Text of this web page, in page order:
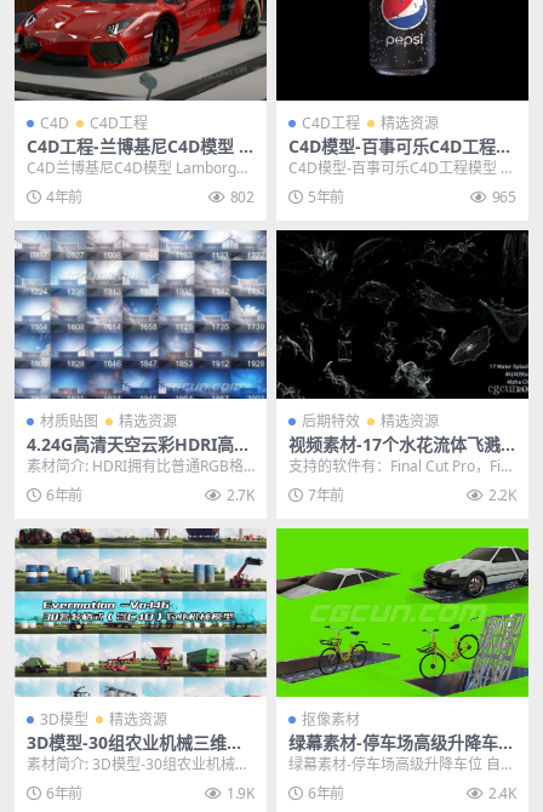
C4D C4D工程
C4D工程-兰博基尼C4D模型 L
amborghini Aventador LP7
00
C4D兰博基尼C4D模型 Lamborghi
ni Aventador LP700...
4年前 802
C4D工程 精选资源
C4D模型-百事可乐C4D工程模
型 含环境贴图
C4D模型-百事可乐C4D工程模型 含
环境贴图 其他推荐: C4D模型-17只
幼...5年前 965
材质贴图 精选资源
4.24G高清天空云彩HDRI高动
态全景贴图环境光照素材
素材简介: HDRI拥有比普通RGB格
式图像（仅8bit的亮度范围）更大
的亮度范...
6年前 2.7K
后期特效 精选资源
视频素材-17个水花流体飞溅
水滴瀑布喷洒4K视频动画素材
支持的软件有：Final Cut Pro，Fin
al Cut Pro X，App...
7年前 2.2K
3D模型 精选资源
3D模型-30组农业机械三维可
视化模型合集 格式支持:MAX/
C4D/OBJ/FBX
素材简介: 3D模型-30组农业机械三
维可视化模型合集 格式支持:MAXC
4D/...6年前 1.9K
抠像素材
绿幕素材-停车场高级升降车位
自行车绿背抠像视频素材
绿幕素材-停车场高级升降车位 自行
车绿背抠像视频素材 主题授权提
示：请在后台主题...
6年前 2.4K